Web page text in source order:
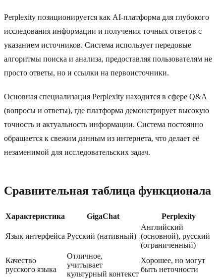
Perplexity позиционируется как AI-платформа для глубокого
исследования информации и получения точных ответов с
указанием источников. Система использует передовые
алгоритмы поиска и анализа, предоставляя пользователям не
просто ответы, но и ссылки на первоисточники.
Основная специализация Perplexity находится в сфере Q&A
(вопросы и ответы), где платформа демонстрирует высокую
точность и актуальность информации. Система постоянно
обращается к свежим данным из интернета, что делает её
незаменимой для исследовательских задач.
Сравнительная таблица функционала
Характеристика GigaChat Perplexity
Язык интерфейса Русский (нативный)
Английский
(основной), русский
(ограниченный)
Качество
русского языка
Отличное,
учитывает
культурный контекст
Хорошее, но могут
быть неточности